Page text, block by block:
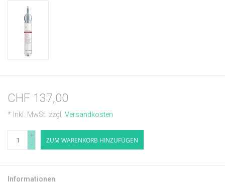
CHF 137,00
* Inkl. MwSt. zzgl. Versandkosten
+
-
ZUM WARENKORB HINZUFÜGEN
Informationen